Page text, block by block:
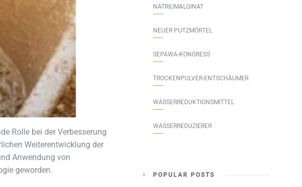
Rolle bei der Verbesserung
Weiterentwicklung der
Anwendung von
geworden.
NATRIUMALGINAT
NEUER PUTZMÖRTEL
SEPAWA-KONGRESS
TROCKENPULVER-ENTSCHÄUMER
WASSERREDUKTIONSMITTEL
WASSERREDUZIERER
POPULAR POSTS